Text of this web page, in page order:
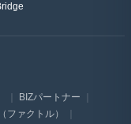
BIZパートナー
ファクトル）